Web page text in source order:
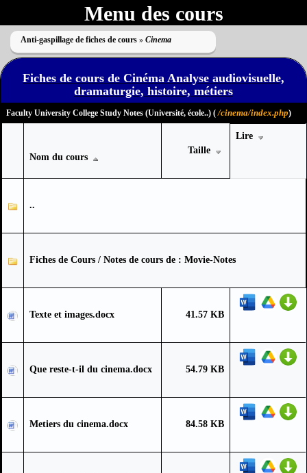
Menu des cours
Anti-gaspillage de fiches de cours » Cinema
Fiches de cours de Cinéma Analyse audiovisuelle,
dramaturgie, histoire, métiers
Faculty University College Study Notes (Université, école..) ( /cinema/index.php)
Nom du cours
Taille
Lire
..
Fiches de Cours / Notes de cours de : Movie-Notes
Texte et images.docx 41.57 KB
Que reste-t-il du cinema.docx 54.79 KB
Metiers du cinema.docx 84.58 KB